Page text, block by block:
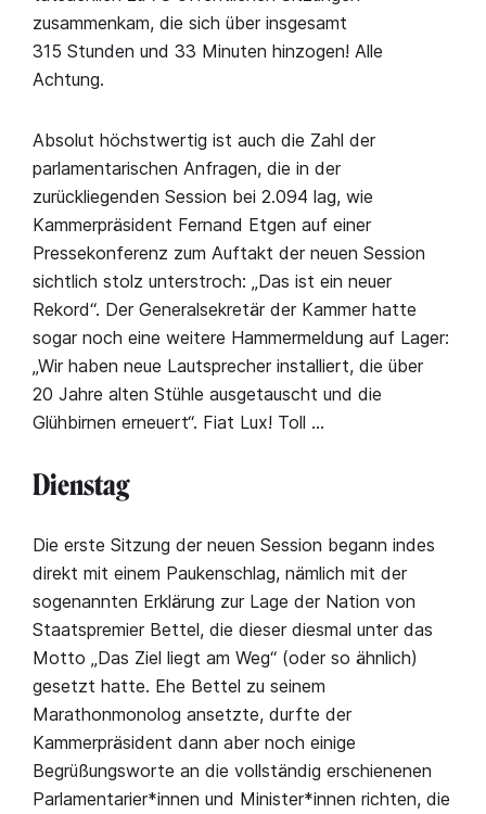
zusammenkam, die sich über insgesamt
315 Stunden und 33 Minuten hinzogen! Alle
Achtung.
Absolut höchstwertig ist auch die Zahl der
parlamentarischen Anfragen, die in der
zurückliegenden Session bei 2.094 lag, wie
Kammerpräsident Fernand Etgen auf einer
Pressekonferenz zum Auftakt der neuen Session
sichtlich stolz unterstroch: „Das ist ein neuer
Rekord“. Der Generalsekretär der Kammer hatte
sogar noch eine weitere Hammermeldung auf Lager:
„Wir haben neue Lautsprecher installiert, die über
20 Jahre alten Stühle ausgetauscht und die
Glühbirnen erneuert“. Fiat Lux! Toll …
Dienstag
Die erste Sitzung der neuen Session begann indes
direkt mit einem Paukenschlag, nämlich mit der
sogenannten Erklärung zur Lage der Nation von
Staatspremier Bettel, die dieser diesmal unter das
Motto „Das Ziel liegt am Weg“ (oder so ähnlich)
gesetzt hatte. Ehe Bettel zu seinem
Marathonmonolog ansetzte, durfte der
Kammerpräsident dann aber noch einige
Begrüßungsworte an die vollständig erschienenen
Parlamentarier*innen und Minister*innen richten, die